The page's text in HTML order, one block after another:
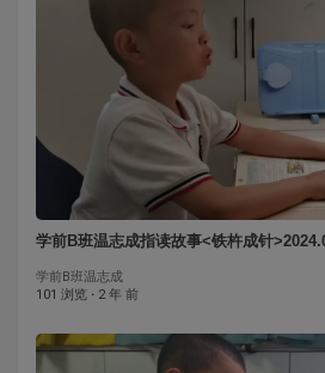
学前B班温志成指读故事<铁杵成针
学前B班温志成
101 浏览 · 2 年 前